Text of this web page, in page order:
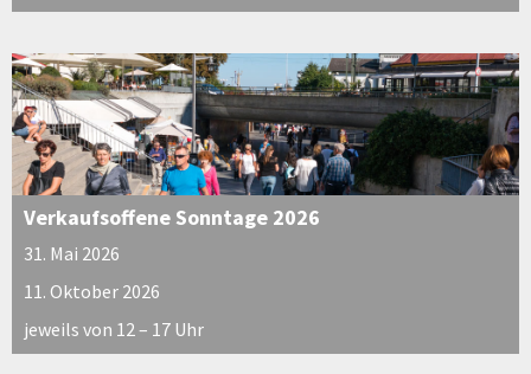
Verkaufsoffene Sonntage 2026
31. Mai 2026
11. Oktober 2026
jeweils von 12 – 17 Uhr